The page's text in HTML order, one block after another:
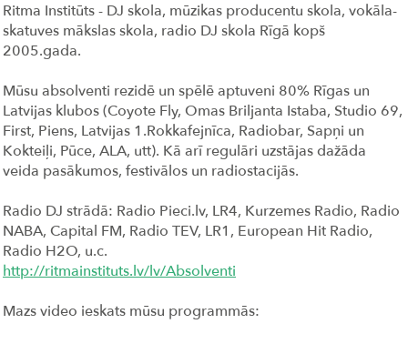
Ritma Institūts - DJ skola, mūzikas producentu skola, vokāla-
skatuves mākslas skola, radio DJ skola Rīgā kopš
2005.gada.
Mūsu absolventi rezidē un spēlē aptuveni 80% Rīgas un
Latvijas klubos (Coyote Fly, Omas Briljanta Istaba, Studio 69,
First, Piens, Latvijas 1.Rokkafejnīca, Radiobar, Sapņi un
Kokteiļi, Pūce, ALA, utt). Kā arī regulāri uzstājas dažāda
veida pasākumos, festivālos un radiostacijās.
Radio DJ strādā: Radio Pieci.lv, LR4, Kurzemes Radio, Radio
NABA, Capital FM, Radio TEV, LR1, European Hit Radio,
Radio H2O, u.c.
http://ritmainstituts.lv/lv/Absolventi
Mazs video ieskats mūsu programmās: